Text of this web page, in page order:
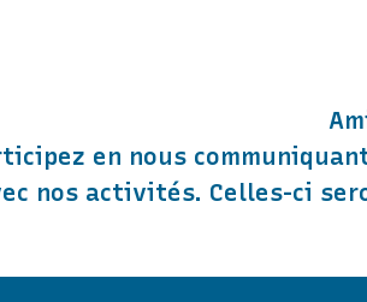
en nous
nos activités. Celles-ci